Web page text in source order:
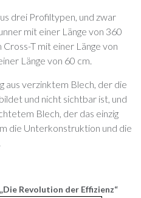
drei Profiltypen, und zwar
mit einer Länge von 360
T mit einer Länge von
Länge von 60 cm.
aus verzinktem Blech, der die
und nicht sichtbar ist, und
Blech, der das einzig
die Unterkonstruktion und die
Revolution der Effizienz“